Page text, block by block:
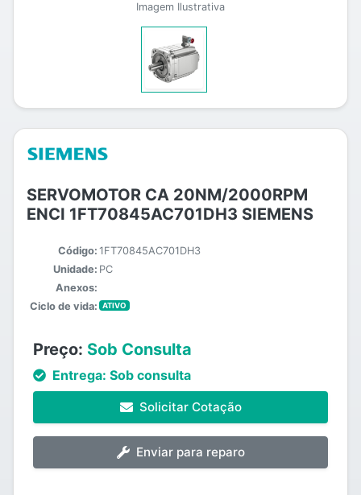
Imagem Ilustrativa
SERVOMOTOR CA 20NM/2000RPM
ENCI 1FT70845AC701DH3 SIEMENS
Código: 1FT70845AC701DH3
Unidade: PC
Anexos:
Ciclo de vida:
ATIVO
Preço: Sob Consulta
Entrega: Sob consulta
Solicitar Cotação
Enviar para reparo